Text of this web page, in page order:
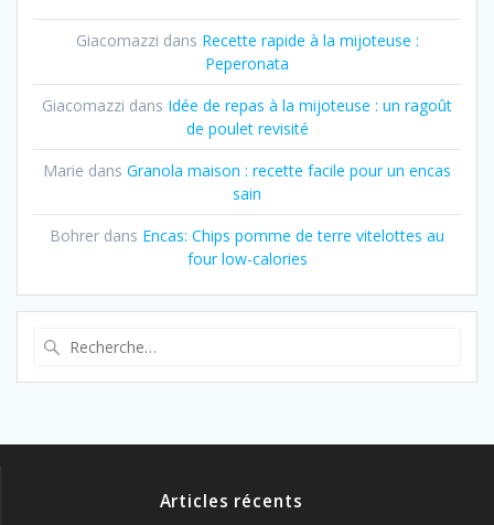
Giacomazzi dans Recette rapide à la mijoteuse :
Peperonata
Giacomazzi dans Idée de repas à la mijoteuse : un ragoût
de poulet revisité
Marie dans Granola maison : recette facile pour un encas
sain
Bohrer dans Encas: Chips pomme de terre vitelottes au
four low-calories
:
Articles récents